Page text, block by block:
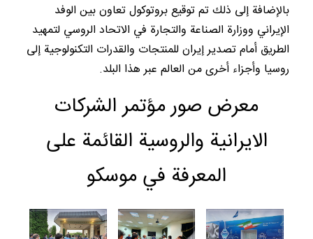
بالإضافة إلى ذلك تم توقيع بروتوكول تعاون بين الوفد
الإيراني ووزارة الصناعة والتجارة في الاتحاد الروسي لتمهيد
الطريق أمام تصدير إيران للمنتجات والقدرات التكنولوجية إلى
روسيا وأجزاء أخرى من العالم عبر هذا البلد.
معرض صور مؤتمر الشركات
الايرانية والروسية القائمة على
المعرفة في موسكو